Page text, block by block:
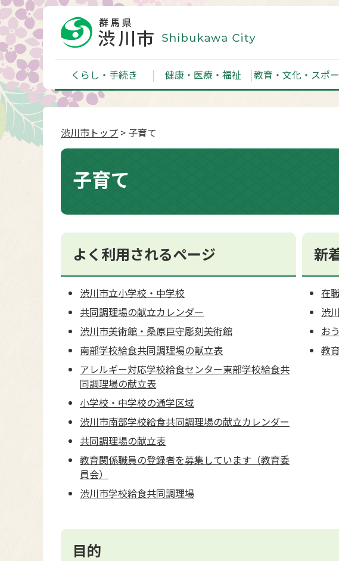
くらし・手続き 健康・医療・福祉 教育・文化・スポ
渋川市トップ > 子育て
子育て
よく利用されるページ
渋川市立小学校・中学校
共同調理場の献立カレンダー
渋川市美術館・桑原巨守彫刻美術館
南部学校給食共同調理場の献立表
アレルギー対応学校給食センター東部学校給食共
同調理場の献立表
小学校・中学校の通学区域
渋川市南部学校給食共同調理場の献立カレンダー
共同調理場の献立表
教育関係職員の登録者を募集しています（教育委
員会）
渋川市学校給食共同調理場
新
在
渋
お
教
目的